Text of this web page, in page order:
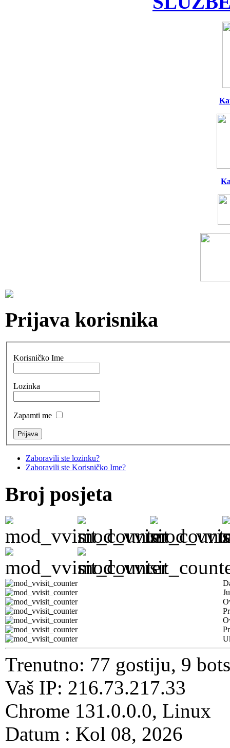
Prijava korisnika
Korisničko Ime
Lozinka
Zapamti me
Zaboravili ste lozinku?
Zaboravili ste Korisničko Ime?
Broj posjeta
Trenutno: 77 gostiju, 9
Vaš IP: 216.73.217.33
Chrome 131.0.0.0, Linux
Datum : Kol 08, 2026